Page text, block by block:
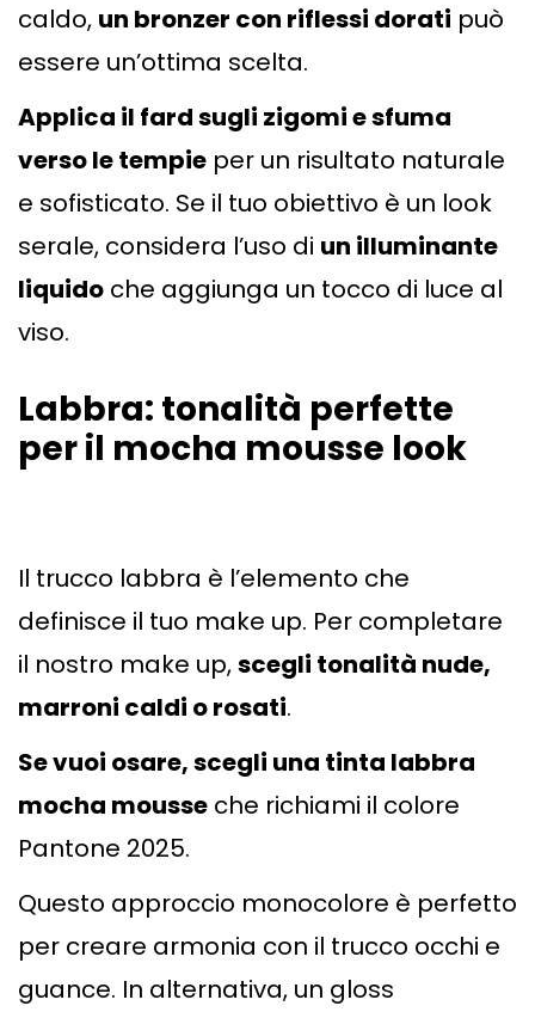
caldo, un bronzer con riflessi dorati può
essere un’ottima scelta.
Applica il fard sugli zigomi e sfuma
verso le tempie per un risultato naturale
e sofisticato. Se il tuo obiettivo è un look
serale, considera l’uso di un illuminante
liquido che aggiunga un tocco di luce al
viso.
Labbra: tonalità perfette
per il mocha mousse look
Il trucco labbra è l’elemento che
definisce il tuo make up. Per completare
il nostro make up,scegli tonalità nude,
marroni caldi o rosati.
Se vuoi osare, scegli una tinta labbra
mocha mousse che richiami il colore
Pantone 2025.
Questo approccio monocolore è perfetto
per creare armonia con il trucco occhi e
guance. In alternativa, un gloss